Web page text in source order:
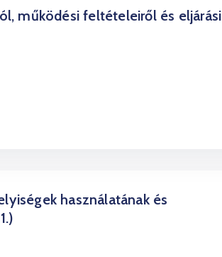
működési feltételeiről és eljárási
használatának és